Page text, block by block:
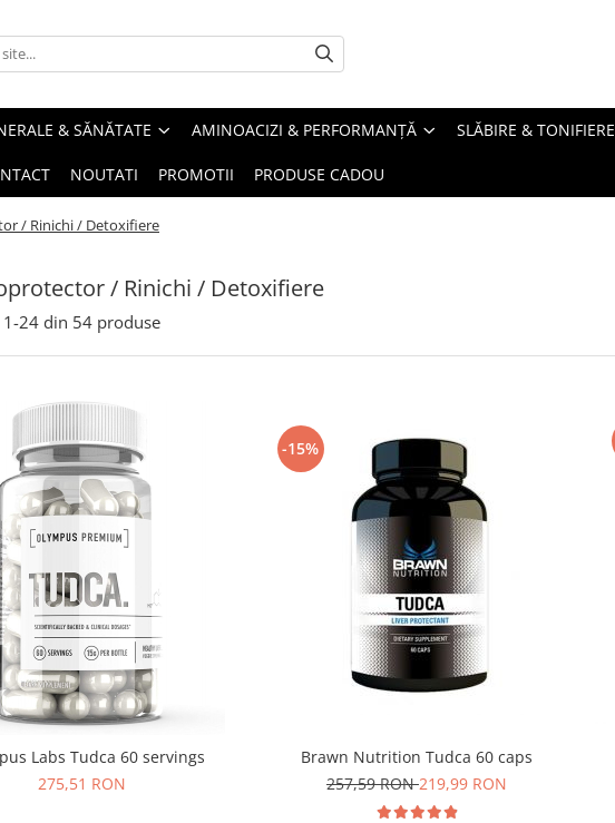
& SĂNĂTATE AMINOACIZI & PERFORMANȚĂ SLĂBIRE & TONIFIERE
NOUTATI PROMOTII PRODUSE CADOU
/ Rinichi / Detoxifiere
/ Rinichi / Detoxifiere
1-24 din 54 produse
Labs Tudca 60 servings
275,51 RON
-15%
Brawn Nutrition Tudca 60 caps
257,59 RON219,99 RON